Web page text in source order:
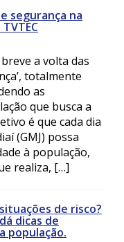
segurança na
a volta das
totalmente
as
que busca a
é que cada dia
(GMJ) possa
à população,
realiza, […]
de risco?
dicas de
população.